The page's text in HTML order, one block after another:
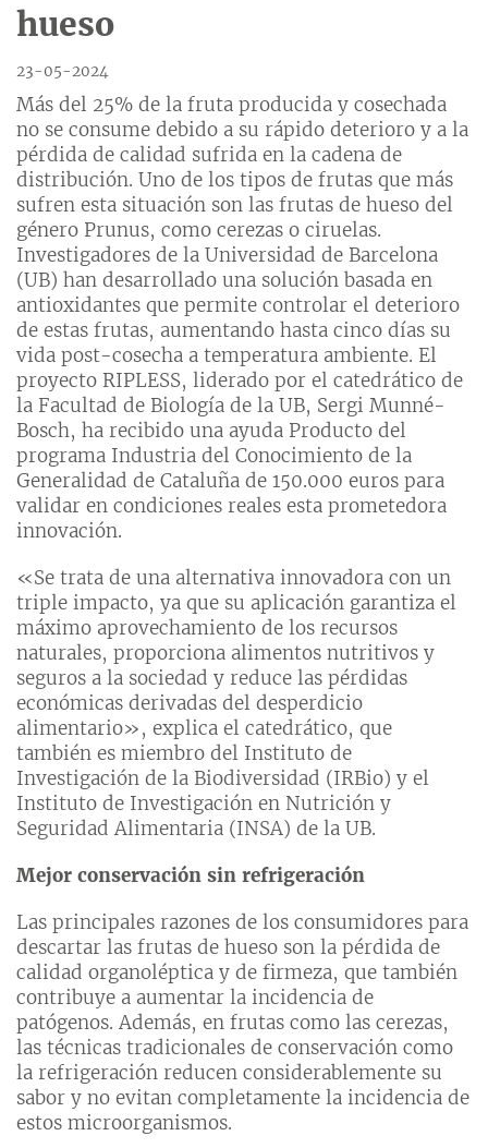
hueso
23-05-2024
Más del 25% de la fruta producida y cosechada
no se consume debido a su rápido deterioro y a la
pérdida de calidad sufrida en la cadena de
distribución. Uno de los tipos de frutas que más
sufren esta situación son las frutas de hueso del
género Prunus, como cerezas o ciruelas.
Investigadores de la Universidad de Barcelona
(UB) han desarrollado una solución basada en
antioxidantes que permite controlar el deterioro
de estas frutas, aumentando hasta cinco días su
vida post-cosecha a temperatura ambiente. El
proyecto RIPLESS, liderado por el catedrático de
la Facultad de Biología de la UB, Sergi Munné-
Bosch, ha recibido una ayuda Producto del
programa Industria del Conocimiento de la
Generalidad de Cataluña de 150.000 euros para
validar en condiciones reales esta prometedora
innovación.
«Se trata de una alternativa innovadora con un
triple impacto, ya que su aplicación garantiza el
máximo aprovechamiento de los recursos
naturales, proporciona alimentos nutritivos y
seguros a la sociedad y reduce las pérdidas
económicas derivadas del desperdicio
alimentario», explica el catedrático, que
también es miembro del Instituto de
Investigación de la Biodiversidad (IRBio) y el
Instituto de Investigación en Nutrición y
Seguridad Alimentaria (INSA) de la UB.
Mejor conservación sin refrigeración
Las principales razones de los consumidores para
descartar las frutas de hueso son la pérdida de
calidad organoléptica y de firmeza, que también
contribuye a aumentar la incidencia de
patógenos. Además, en frutas como las cerezas,
las técnicas tradicionales de conservación como
la refrigeración reducen considerablemente su
sabor y no evitan completamente la incidencia de
estos microorganismos.